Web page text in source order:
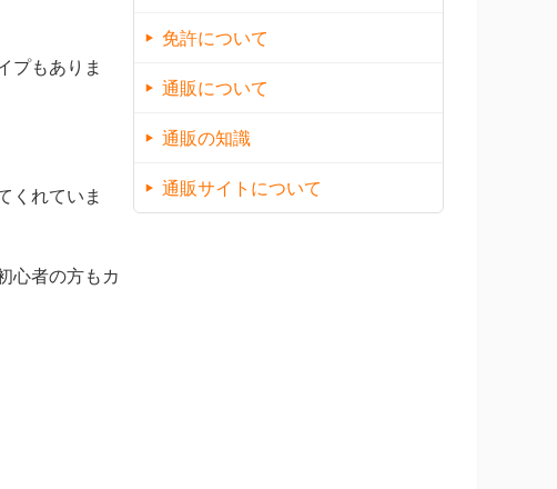
プもありま
くれていま
心者の方もカ
免許について
通販について
通販の知識
通販サイトについて